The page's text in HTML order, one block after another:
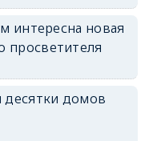
интересна новая
просветителя
домов